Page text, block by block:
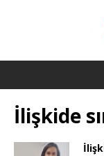
İlişkide